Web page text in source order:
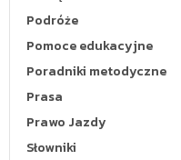
Podróże
Pomoce edukacyjne
Poradniki metodyczne
Prasa
Prawo Jazdy
Słowniki